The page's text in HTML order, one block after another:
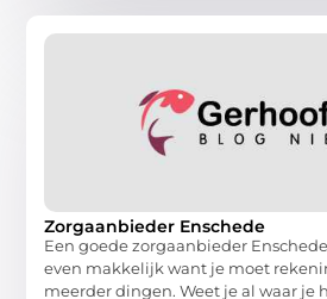
Zorgaanbieder Enschede
Een goede zorgaanbieder
even makkelijk want je moet
meerder dingen. Weet je al waar je